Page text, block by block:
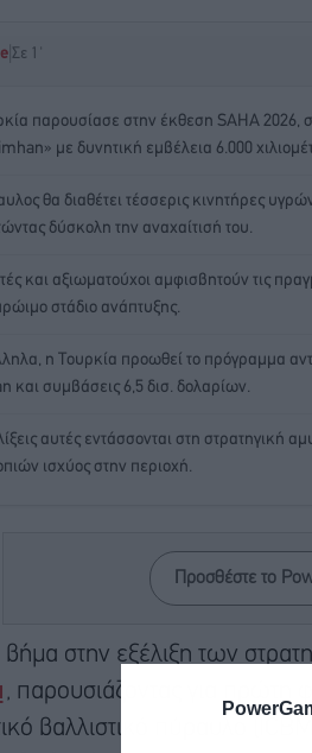
| Σε 1'
παρουσίασε στην έκθεση SAHA 2026,
με δυνητική εμβέλεια 6.000
θα διαθέτει τέσσερις κινητήρες
δύσκολη την αναχαίτισή του.
και αξιωματούχοι αμφισβητούν τις
στάδιο ανάπτυξης.
η Τουρκία προωθεί το πρόγραμμα
και συμβάσεις 6,5 δισ. δολαρίων.
αυτές εντάσσονται στη στρατηγική
ισχύος στην περιοχή.
Προσθέστε το
βήμα στην εξέλιξη των
, παρουσιάζοντας για πρώτη
βαλλιστικό πύραυλο